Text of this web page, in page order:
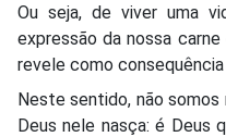
Ou seja, de viver uma
expressão da nossa
revele como
Neste sentido, não
Deus nele nasça: é Deus